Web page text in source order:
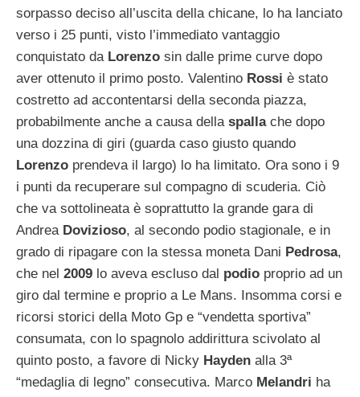
sorpasso deciso all’uscita della chicane, lo ha lanciato
verso i 25 punti, visto l’immediato vantaggio
conquistato da Lorenzo sin dalle prime curve dopo
aver ottenuto il primo posto. Valentino Rossi è stato
costretto ad accontentarsi della seconda piazza,
probabilmente anche a causa della spalla che dopo
una dozzina di giri (guarda caso giusto quando
Lorenzo prendeva il largo) lo ha limitato. Ora sono i 9
i punti da recuperare sul compagno di scuderia. Ciò
che va sottolineata è soprattutto la grande gara di
Andrea Dovizioso, al secondo podio stagionale, e in
grado di ripagare con la stessa moneta Dani Pedrosa,
che nel 2009 lo aveva escluso dal podio proprio ad un
giro dal termine e proprio a Le Mans. Insomma corsi e
ricorsi storici della Moto Gp e “vendetta sportiva”
consumata, con lo spagnolo addirittura scivolato al
quinto posto, a favore di Nicky Hayden alla 3ª
“medaglia di legno” consecutiva. Marco Melandri ha